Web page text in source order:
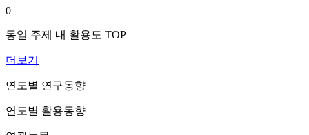
0
동일 주제 내 활용도 TOP
더보기
연도별 연구동향
연도별 활용동향